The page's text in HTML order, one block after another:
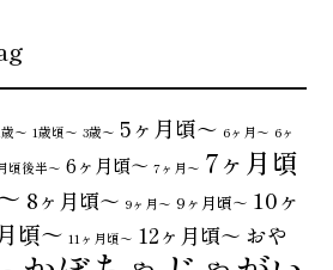
〜 1歳頃～ 3歳〜 5ヶ月頃～ 6ヶ月〜 6ヶ
頃後半～ 6ヶ月頃～ 7ヶ月〜 7ヶ月頃
8ヶ月頃～ 9ヶ月〜 9ヶ月頃～ 10ヶ
月頃～ 11ヶ月頃～ 12ヶ月頃～ おや